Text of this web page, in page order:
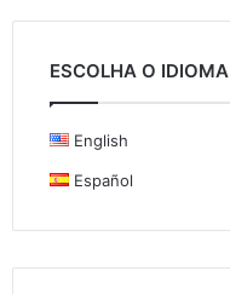
ESCOLHA O IDIOMA
English
Español